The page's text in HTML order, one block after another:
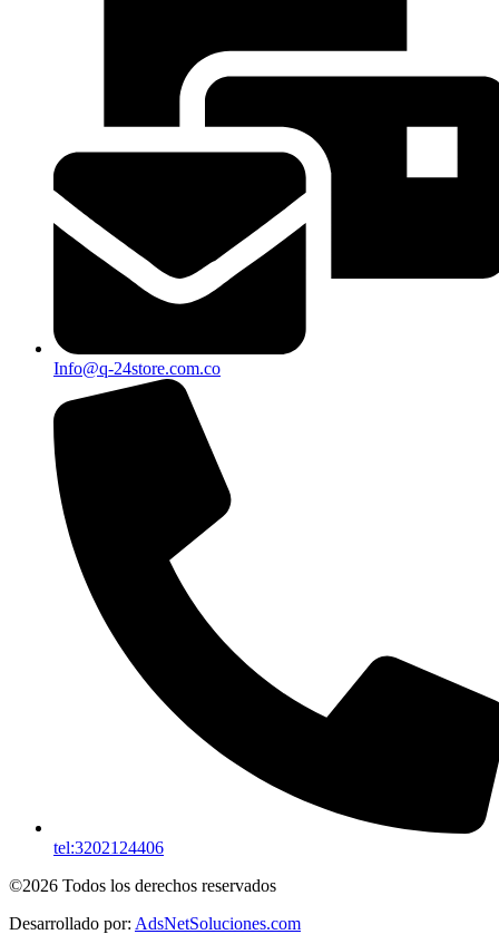
Info@q-24store.com.co
tel:3202124406
©2026 Todos los derechos reservados
Desarrollado por: AdsNetSoluciones.com